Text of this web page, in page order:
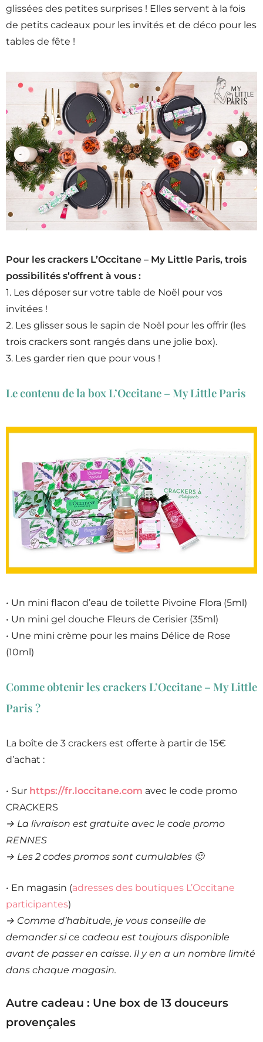
glissées des petites surprises ! Elles servent à la fois
de petits cadeaux pour les invités et de déco pour les
tables de fête !
Pour les crackers L’Occitane – My Little Paris, trois
possibilités s’offrent à vous :
1. Les déposer sur votre table de Noël pour vos
invitées !
2. Les glisser sous le sapin de Noël pour les offrir (les
trois crackers sont rangés dans une jolie box).
3. Les garder rien que pour vous !
Le contenu de la box L’Occitane – My Little Paris
• Un mini flacon d’eau de toilette Pivoine Flora (5ml)
• Un mini gel douche Fleurs de Cerisier (35ml)
• Une mini crème pour les mains Délice de Rose
(10ml)
Comme obtenir les crackers L’Occitane – My Little
Paris ?
La boîte de 3 crackers est offerte à partir de 15€
d’achat :
• Sur https://fr.loccitane.com avec le code promo
CRACKERS
→ La livraison est gratuite avec le code promo
RENNES
→ Les 2 codes promos sont cumulables 🙂
• En magasin (adresses des boutiques L’Occitane
participantes)
→ Comme d’habitude, je vous conseille de
demander si ce cadeau est toujours disponible
avant de passer en caisse. Il y en a un nombre limité
dans chaque magasin.
Autre cadeau : Une box de 13 douceurs
provençales